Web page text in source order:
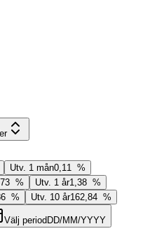
Utv. 1 mån0,11 %
% Utv. 1 år1,38 %
% Utv. 10 år162,84 %
Välj period DD/MM/YYYY